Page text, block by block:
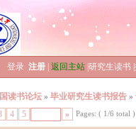
登录 注册 返回主站 研究生读书
读书论坛 » 毕业研究生读书报告 »
4 5 » Pages: ( 1/6 total )